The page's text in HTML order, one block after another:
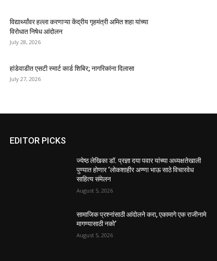
विद्यार्थ्यांवर हल्ला करणाऱ्या केंद्रीय गृहमंत्री अमित शहा यांच्या
विरोधात निषेध आंदोलन
July 28, 2026
हांडेवाडीत एसटी स्मार्ट कार्ड शिबिर; नागरिकांना दिलासा
July 27, 2026
EDITOR PICKS
ज्येष्ठ लेखिका डॉ. प्रज्ञा दया पवार यांच्या अध्यक्षतेखाली
पुण्यात होणार ‘लोकशाहीर अण्णा भाऊ साठे विचारवेध
साहित्य संमेलन
August 5, 2026
सामाजिक प्रश्नांसाठी आंदोलने करा, एकामागे एक राजीनामे
मागण्यासाठी नको’
August 5, 2026